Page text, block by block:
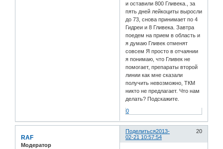
и оставили 800 Гливека., за
пять дней лейкоциты выросли
до 73, снова принимает по 4
Гидреи и 8 Гливека. Завтра
поедем на прием в область и
я думаю Гливек отменят
совсем Я просто в отчаянии
я понимаю, что Гливек не
помогает, препараты второй
линии как мне сказали
получить невозможно, ТКМ
никто не предлагает. Что нам
делать? Подскажите.
0
Поделиться 20
2013-
02-21 10:57:54
RAF
Модератор